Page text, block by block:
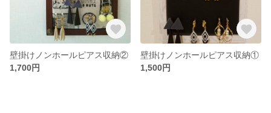
壁掛けノンホールピアス収納②
1,700円
壁掛けノンホールピアス収納①
1,500円